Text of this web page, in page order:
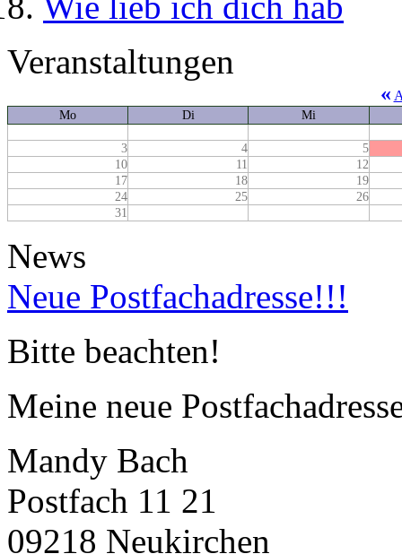
Veranstaltungen
«
Mo Di Mi
3 4
5
10
11
12
17
18
19
24
25
26
31
News
Neue Postfachadresse!!!
Bitte beachten!
Meine neue
Mandy Bach
Postfach 11 21
09218 Neukirchen